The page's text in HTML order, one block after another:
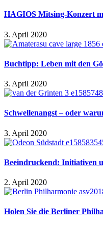
HAGIOS Mitsing-Konzert
3. April 2020
Buchtipp: Leben mit den
3. April 2020
Schwellenangst – oder
3. April 2020
Beeindruckend: Initiativen
2. April 2020
Holen Sie die Berliner